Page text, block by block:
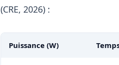
(CRE, 2026) :
Puissance (W)